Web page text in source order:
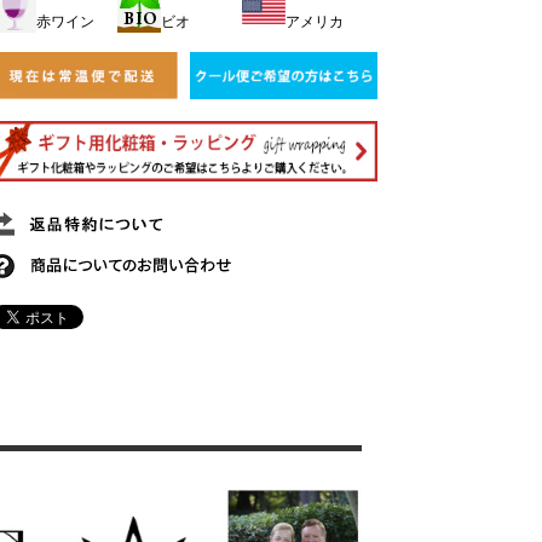
赤ワイン ビオ アメリカ